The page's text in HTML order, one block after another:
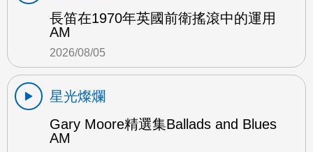
長笛在1970年英國前衛搖滾中的運用
AM
2026/08/05
星光燦爛
Gary Moore精選集Ballads and Blues
AM